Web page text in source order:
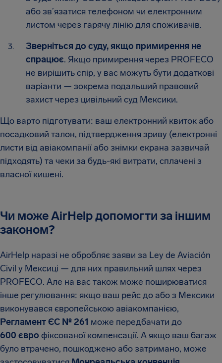
або зв’язатися телефоном чи електронним
листом через гарячу лінію для споживачів.
Зверніться до суду, якщо примирення не
спрацює. Якщо примирення через PROFECO
не вирішить спір, у вас можуть бути додаткові
варіанти — зокрема подальший правовий
захист через цивільний суд Мексики.
Що варто підготувати: ваш електронний квиток або
посадковий талон, підтвердження зриву (електронні
листи від авіакомпанії або знімки екрана зазвичай
підходять) та чеки за будь-які витрати, сплачені з
власної кишені.
Чи може AirHelp допомогти за іншим
законом?
AirHelp наразі не обробляє заяви за Ley de Aviación
Civil у Мексиці — для них правильний шлях через
PROFECO. Але на вас також може поширюватися
інше регулювання: якщо ваш рейс до або з Мексики
виконувався європейською авіакомпанією,
Регламент ЄС № 261 може передбачати до
600 євро фіксованої компенсації. А якщо ваш багаж
було втрачено, пошкоджено або затримано, може